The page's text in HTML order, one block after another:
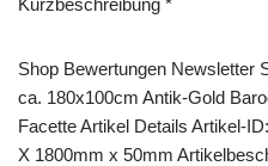
Kurzbeschreibung *
Shop Bewertungen Newsletter
ca. 180x100cm Antik-Gold
Facette Artikel Details Artikel-
X 1800mm x 50mm